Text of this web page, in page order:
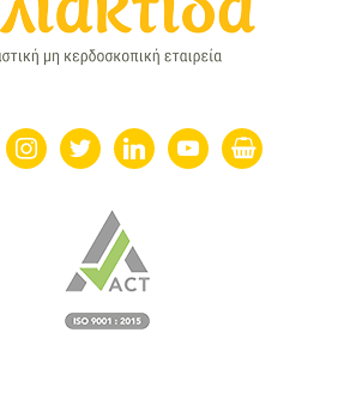
instagram
twitter linkedinyoutubeshopping-
basket